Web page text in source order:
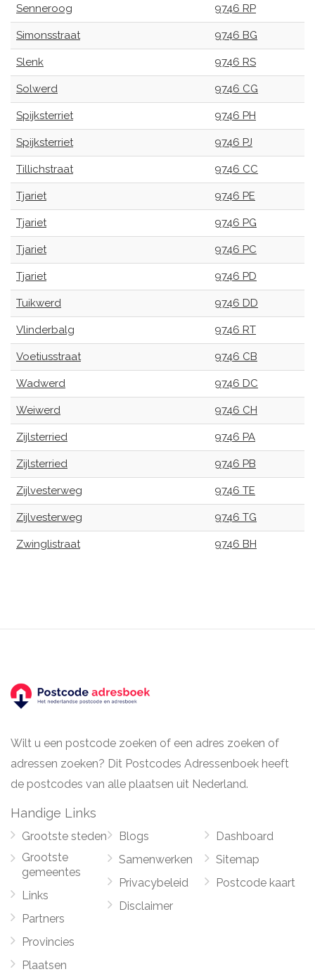
Senneroog 9746 RP
Simonsstraat 9746 BG
Slenk 9746 RS
Solwerd 9746 CG
Spijksterriet 9746 PH
Spijksterriet 9746 PJ
Tillichstraat 9746 CC
Tjariet 9746 PE
Tjariet 9746 PG
Tjariet 9746 PC
Tjariet 9746 PD
Tuikwerd 9746 DD
Vlinderbalg 9746 RT
Voetiusstraat 9746 CB
Wadwerd 9746 DC
Weiwerd 9746 CH
Zijlsterried 9746 PA
Zijlsterried 9746 PB
Zijlvesterweg 9746 TE
Zijlvesterweg 9746 TG
Zwinglistraat 9746 BH
Wilt u een postcode zoeken of een adres zoeken of
adressen zoeken? Dit Postcodes Adressenboek heeft
de postcodes van alle plaatsen uit Nederland.
Handige Links
Grootste steden
Grootste
gemeentes
Links
Partners
Provincies
Plaatsen
Blogs
Samenwerken
Privacybeleid
Disclaimer
Dashboard
Sitemap
Postcode kaart